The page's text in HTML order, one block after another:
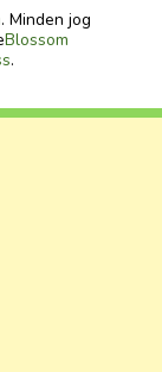
. Minden jog
Blossom
.